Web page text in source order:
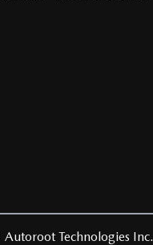
Autoroot Technologies Inc.